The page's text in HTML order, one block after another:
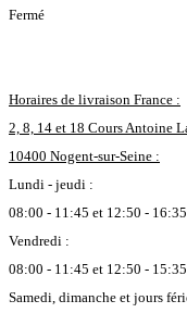
Fermé
Horaires de livraison France :
2, 8, 14 et 18 Cours Antoine
10400 Nogent-sur-Seine :
Lundi - jeudi :
08:00 - 11:45 et 12:50 - 16:35
Vendredi :
08:00 - 11:45 et 12:50 - 15:35
Samedi, dimanche et jours